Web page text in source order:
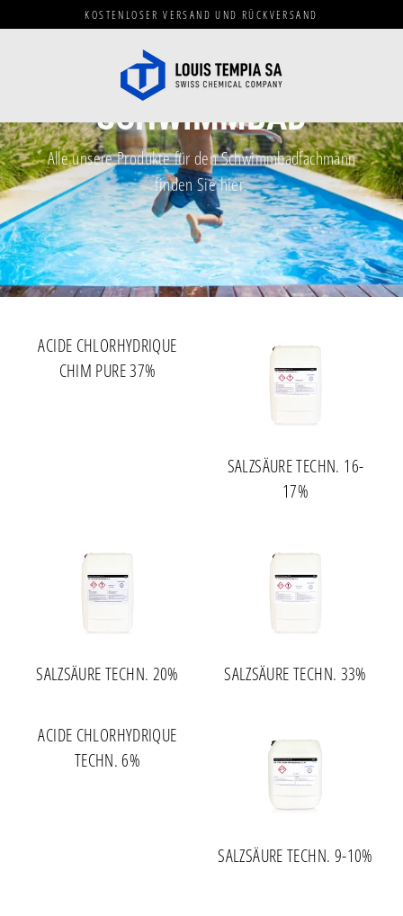
zum
KOSTENLOSER VERSAND UND RÜCKVERSAND
SCHWIMMBAD
Alle unsere Produkte für den Schwimmbadfachmann
finden Sie hier.
ACIDE CHLORHYDRIQUE
CHIM PURE 37%
SALZSÄURE TECHN. 16-
17%
SALZSÄURE TECHN. 20% SALZSÄURE TECHN. 33%
ACIDE CHLORHYDRIQUE
TECHN. 6%
SALZSÄURE TECHN. 9-10%